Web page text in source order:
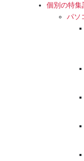
個別の特集
パソ